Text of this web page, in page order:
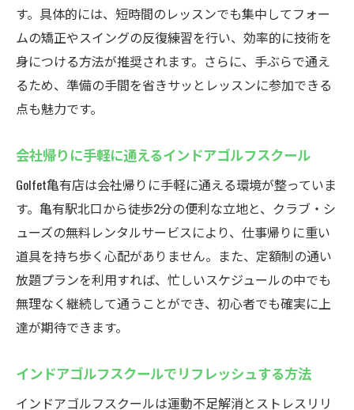
す。具体的には、短時間のレッスンでも集中してフォー
ムの矯正やスイングの反復練習を行い、効率的に技術を
身につける方法が推奨されます。さらに、手ぶらで通え
るため、準備の手間を省きサッとレッスンに参加できる
点も魅力です。
会社帰りに手軽に通えるインドアゴルフスクール
Golfet亀有店は会社帰りに手軽に通える環境が整っていま
す。亀有駅北口から徒歩2分の便利な立地と、クラブ・シ
ューズの無料レンタルサービスにより、仕事帰りに重い
道具を持ち歩く心配がありません。また、定額制の通い
放題プランを利用すれば、忙しいスケジュールの中でも
無理なく継続して通うことができ、初心者でも確実に上
達が期待できます。
インドアゴルフスクールでリフレッシュする方法
インドアゴルフスクールは運動不足解消とストレスリリ